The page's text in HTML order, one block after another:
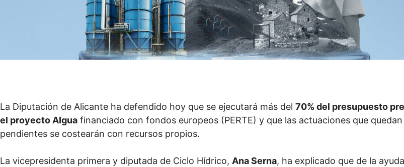
La Diputación de Alicante ha defendido hoy que se ejecutará más del 70% del presupuesto
el proyecto AIgua financiado con fondos europeos (PERTE) y que las actuaciones que quedan
pendientes se costearán con recursos propios.
La vicepresidenta primera y diputada de Ciclo Hídrico, Ana Serna, ha explicado que de la ayuda